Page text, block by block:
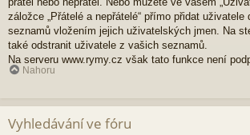
záložce „Přátelé a nepřátelé“ přímo přidat uživatele
seznamů vložením jejich uživatelských jmen. Na
také odstranit uživatele z vašich seznamů.
Na serveru www.rymy.cz však tato funkce není
Nahoru
Vyhledávání ve fóru